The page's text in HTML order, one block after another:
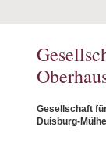
Gesellschaft
Duisburg-